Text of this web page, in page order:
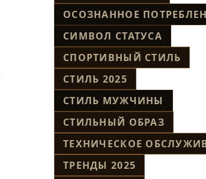
ОСОЗНАННОЕ
СИМВОЛ СТАТУСА
СПОРТИВНЫЙ СТИЛЬ
СТИЛЬ 2025
СТИЛЬ МУЖЧИНЫ
СТИЛЬНЫЙ ОБРАЗ
ТЕХНИЧЕСКОЕ
ТРЕНДЫ 2025